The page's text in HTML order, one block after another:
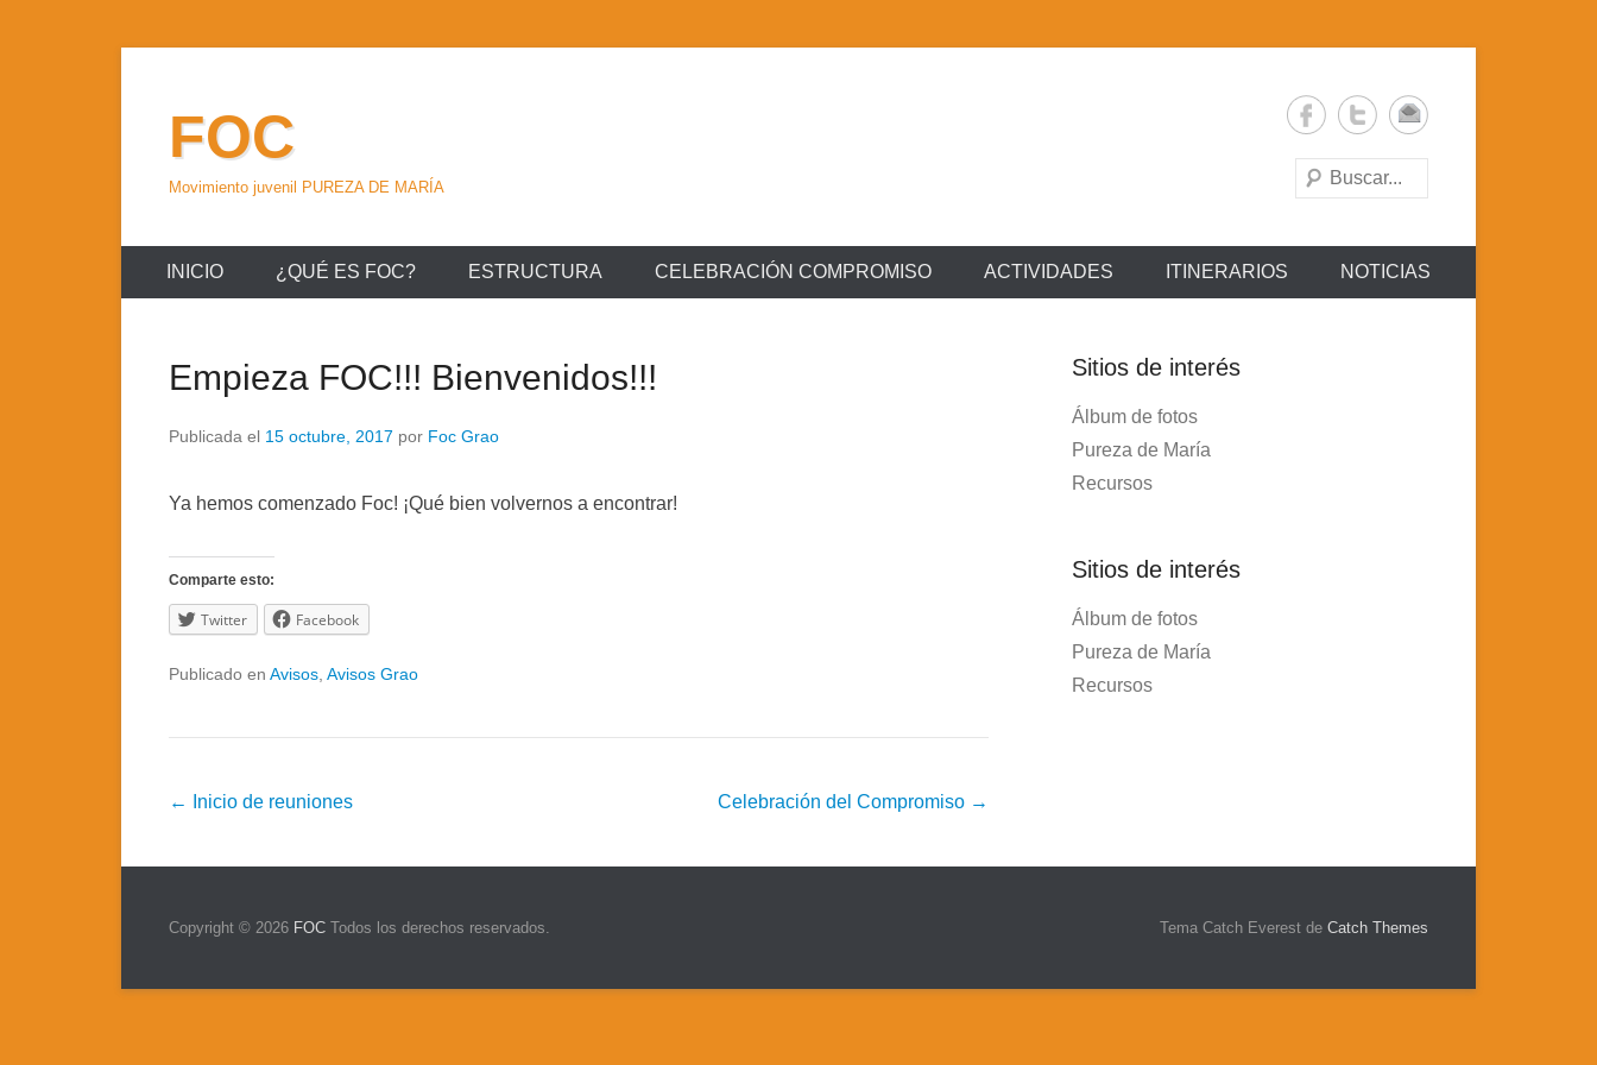
contenidoFOC
Movimiento juvenil PUREZA DE MARÍA
Buscar
INICIO ¿QUÉ ES FOC? ESTRUCTURA CELEBRACIÓN COMPROMISO ACTIVIDADES ITINERARIOS NOTICIAS
Empieza FOC!!! Bienvenidos!!!
Publicada el 15 octubre, 2017 por Foc Grao
Ya hemos comenzado Foc! ¡Qué bien volvernos a encontrar!
Comparte esto:
Twitter Facebook
Publicado en Avisos Avisos Grao
Navegación
la
← Inicio de reuniones Celebración del Compromiso →
Sitios de interés
Álbum de fotos
Pureza de María
Recursos
Sitios de interés
Álbum de fotos
Pureza de María
Recursos
Copyright © 2026 FOC Todos los derechos reservados. Tema Catch Everest de Catch Themes